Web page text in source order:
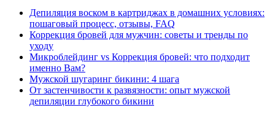
Депиляция воском в картриджах в домашних условиях:
пошаговый процесс, отзывы, FAQ
Коррекция бровей для мужчин: советы и тренды по
уходу
Микроблейдинг vs Коррекция бровей: что подходит
именно Вам?
Мужской шугаринг бикини: 4 шага
От застенчивости к развязности: опыт мужской
депиляции глубокого бикини